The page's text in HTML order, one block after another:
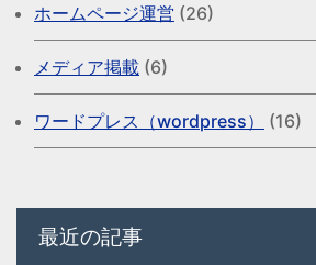
ホームページ運営 (26)
メディア掲載 (6)
ワードプレス（wordpress） (16)
最近の記事